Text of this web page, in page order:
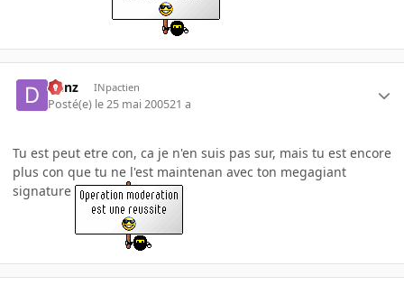
Denz INpactien
Posté(e) le 25 mai 200521 a
Tu est peut etre con, ca je n'en suis pas sur, mais tu est encore
plus con que tu ne l'est maintenan avec ton megagiant
signature